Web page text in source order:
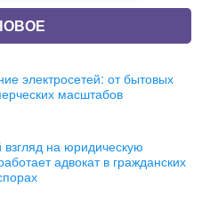
электросетей: от бытовых
масштабов
взгляд на юридическую
адвокат в гражданских